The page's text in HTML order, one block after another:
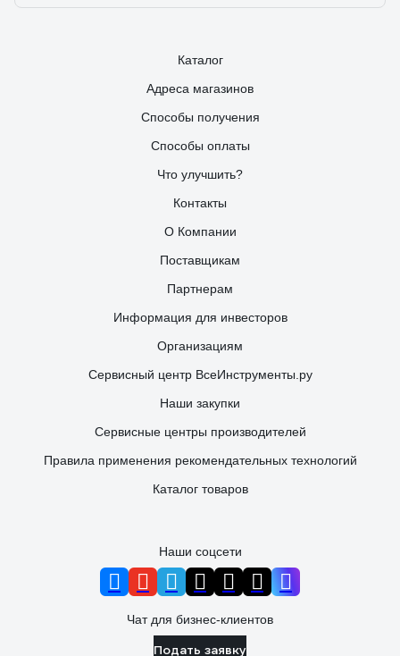
Каталог
Адреса магазинов
Способы получения
Способы оплаты
Что улучшить?
Контакты
О Компании
Поставщикам
Партнерам
Информация для инвесторов
Организациям
Сервисный центр ВсеИнструменты.ру
Наши закупки
Сервисные центры производителей
Правила применения рекомендательных технологий
Каталог товаров
Наши соцсети
Чат для бизнес-клиентов
Подать заявку